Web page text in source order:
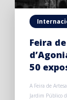
Feira
50
A Feira de
Jardim Público